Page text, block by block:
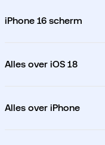
iPhone 16 scherm
Alles over iOS 18
Alles over iPhone